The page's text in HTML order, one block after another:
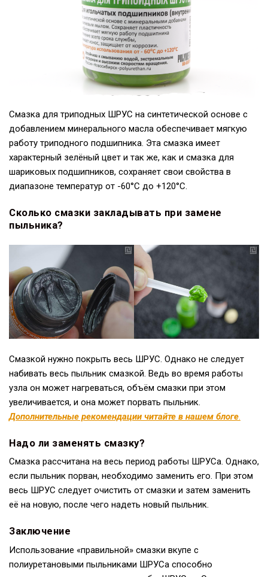
Смазка для триподных ШРУС на синтетической основе с
добавлением минерального масла обеспечивает мягкую
работу триподного подшипника. Эта смазка имеет
характерный зелёный цвет и так же, как и смазка для
шариковых подшипников, сохраняет свои свойства в
диапазоне температур от -60°С до +120°С.
Сколько смазки закладывать при замене
пыльника?
Смазкой нужно покрыть весь ШРУС. Однако не следует
набивать весь пыльник смазкой. Ведь во время работы
узла он может нагреваться, объём смазки при этом
увеличивается, и она может порвать пыльник.
Дополнительные рекомендации читайте в нашем блоге.
Надо ли заменять смазку?
Смазка рассчитана на весь период работы ШРУСа. Однако,
если пыльник порван, необходимо заменить его. При этом
весь ШРУС следует очистить от смазки и затем заменить
её на новую, после чего надеть новый пыльник.
Заключение
Использование «правильной» смазки вкупе с
полиуретановыми пыльниками ШРУСа способно